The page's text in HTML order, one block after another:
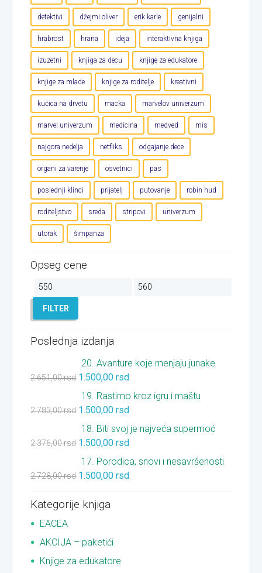
detektivi džejmi oliver erik karle genijalni
hrabrost hrana ideja interaktivna knjiga
izuzetni knjiga za decu knjige za edukatore
knjige za mlade knjige za roditelje kreativni
kućica na drvetu macka marvelov univerzum
marvel univerzum medicina medved mis
najgora nedelja netfliks odgajanje dece
organi za varenje osvetnici pas
poslednji klinci prijatelj putovanje robin hud
roditeljstvo sreda stripovi univerzum
utorak šimpanza
Opseg cene
Minimalna
cena
Maksimalna
FILTER
Poslednja izdanja
20. Avanture koje menjaju junake
2.651,00rsd 1.500,00rsd
19. Rastimo kroz igru i maštu
2.783,00rsd 1.500,00rsd
18. Biti svoj je najveća supermoć
2.376,00rsd 1.500,00rsd
17. Porodica, snovi i nesavršenosti
2.728,00rsd 1.500,00rsd
Kategorije knjiga
EACEA
AKCIJA – paketići
Knjige za edukatore